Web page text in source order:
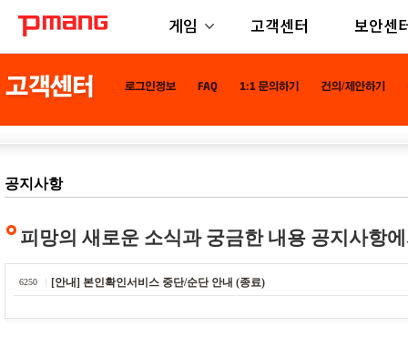
게임 고객센터 보안센
공지사항
피망의 새로운 소식과 궁금한 내용 공지사항
6250 [안내] 본인확인서비스 중단/순단 안내 (종료)